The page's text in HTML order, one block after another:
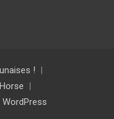
!
WordPress